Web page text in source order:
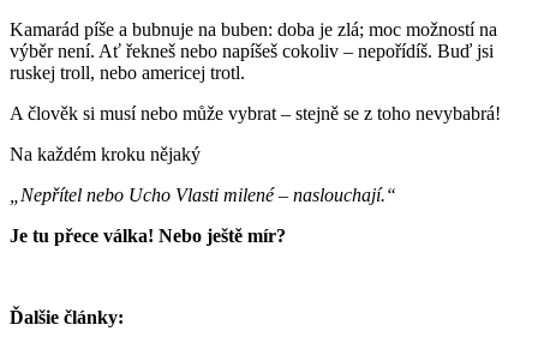
Kamarád píše a bubnuje na buben: doba je zlá; moc možností na
výběr není. Ať řekneš nebo napíšeš cokoliv – nepořídíš. Buď jsi
ruskej troll, nebo americej trotl.
A člověk si musí nebo může vybrat – stejně se z toho nevybabrá!
Na každém kroku nějaký
„Nepřítel nebo Ucho Vlasti milené – naslouchají.“
Je tu přece válka! Nebo ještě mír?
Ďalšie články: